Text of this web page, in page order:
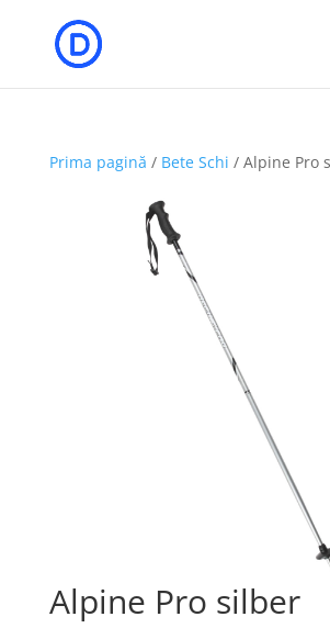
Prima pagină / Bete Schi / Alpine Pro
Alpine Pro silber